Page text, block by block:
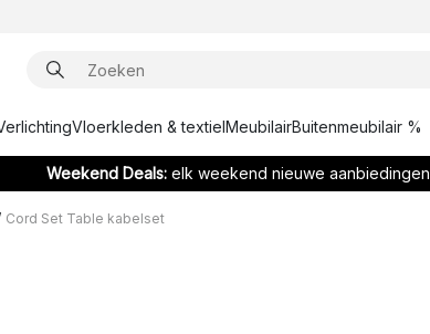
Vloerkleden & textielMeubilairBuitenmeubilair %
Weekend Deals: elk weekend nieuwe aanbiedingen
Cord Set Table kabelset